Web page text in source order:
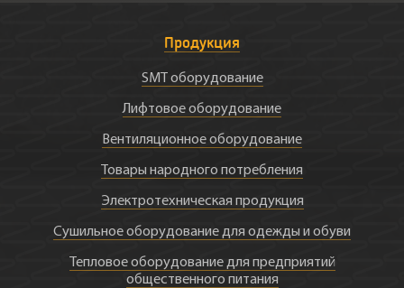
Продукция
SMT оборудование
Лифтовое оборудование
Вентиляционное оборудование
Товары народного потребления
Электротехническая продукция
Сушильное оборудование для одежды и обуви
Тепловое оборудование для предприятий
общественного питания